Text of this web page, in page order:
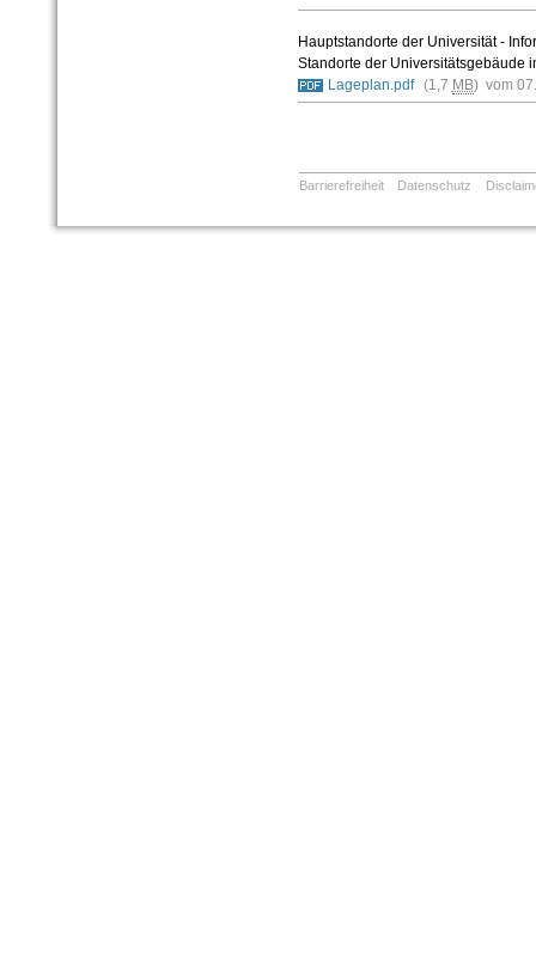
Hauptstandorte der Universität -
Standorte der Universitätsgebäude
Lageplan.pdf (1,7 MB) vom
Barrierefreiheit Datenschutz